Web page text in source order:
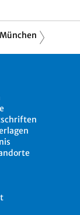
München